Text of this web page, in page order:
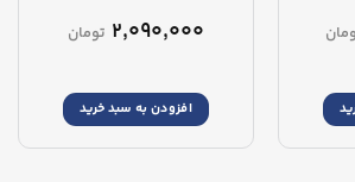
۲,۰۹۰,۰۰۰ تومان
افزودن به سبد خرید